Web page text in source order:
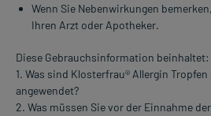
Wenn Sie Nebenwirkungen
Ihren Arzt oder Apotheker.
Diese Gebrauchsinformation beinhaltet:
1. Was sind Klosterfrau® Allergin
angewendet?
2. Was müssen Sie vor der Einnahme